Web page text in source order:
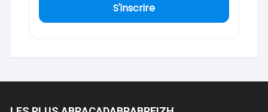
S'inscrire